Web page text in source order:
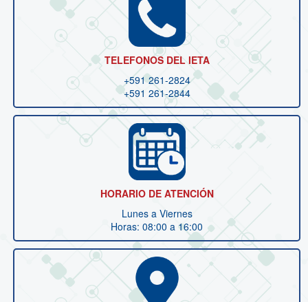
TELEFONOS DEL IETA
+591 261-2824
+591 261-2844
HORARIO DE ATENCIÓN
Lunes a Viernes
Horas: 08:00 a 16:00